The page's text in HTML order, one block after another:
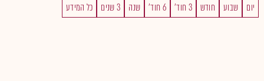
יום שבוע חודש 3 חוד' 6 חוד' שנה 3 שנים כל המידע